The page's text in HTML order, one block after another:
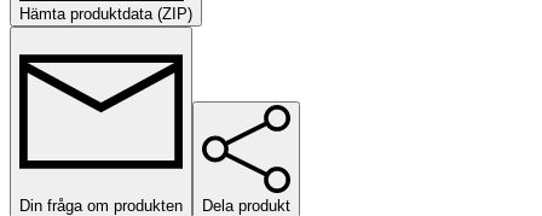
Hämta produktdata (ZIP)
Din fråga om produkten Dela produkt